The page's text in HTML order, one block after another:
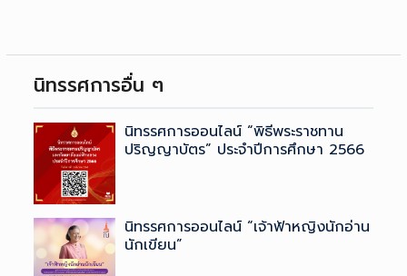
นิทรรศการอื่น ๆ
นิทรรศการออนไลน์ “พิธีพระราชทาน
ปริญญาบัตร” ประจำปีการศึกษา 2566
นิทรรศการออนไลน์ “เจ้าฟ้าหญิงนักอ่าน
นักเขียน”